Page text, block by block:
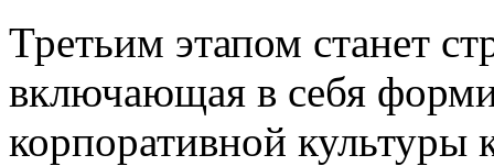
Третьим этапом станет
включающая в себя
корпоративной культуры